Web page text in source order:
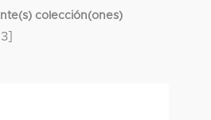
colección(ones)